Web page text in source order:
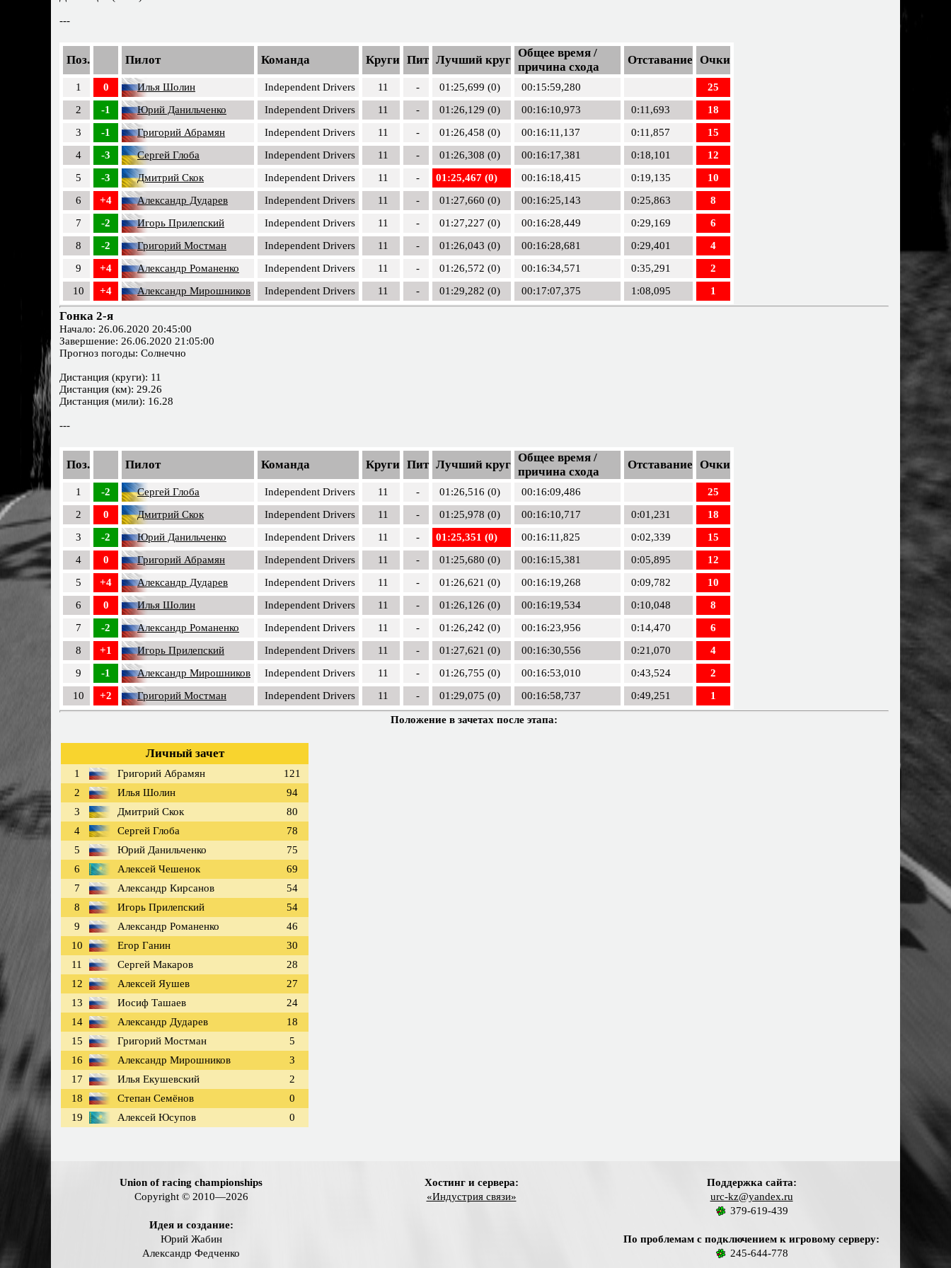
---
Поз. Пилот Команда Круги Пит Лучший круг
Общее время /
причина схода
Отставание Очки
1 0 Илья Шолин Independent Drivers 11 - 01:25,699 (0) 00:15:59,280
25
2
-1 Юрий Данильченко Independent Drivers 11 - 01:26,129 (0) 00:16:10,973 0:11,693
18
3
-1 Григорий Абрамян Independent Drivers 11 - 01:26,458 (0) 00:16:11,137 0:11,857
15
4
-3 Сергей Глоба Independent Drivers 11 - 01:26,308 (0) 00:16:17,381 0:18,101
12
5
-3 Дмитрий Скок Independent Drivers 11 - 01:25,467 (0) 00:16:18,415 0:19,135
10
6
+4 Александр Дударев Independent Drivers 11 - 01:27,660 (0) 00:16:25,143 0:25,863
8
7
-2 Игорь Прилепский Independent Drivers 11 - 01:27,227 (0) 00:16:28,449 0:29,169
6
8
-2 Григорий Мостман Independent Drivers 11 - 01:26,043 (0) 00:16:28,681 0:29,401
4
9
+4 Александр Романенко Independent Drivers 11 - 01:26,572 (0) 00:16:34,571 0:35,291
2
10
+4 Александр Мирошников Independent Drivers 11 - 01:29,282 (0) 00:17:07,375 1:08,095 1
Гонка 2-я
Начало: 26.06.2020 20:45:00
Завершение: 26.06.2020 21:05:00
Прогноз погоды: Солнечно
Дистанция (круги): 11
Дистанция (км): 29.26
Дистанция (мили): 16.28
---
Поз. Пилот Команда Круги Пит Лучший круг
Общее время /
причина схода
Отставание Очки
1 -2 Сергей Глоба Independent Drivers 11 - 01:26,516 (0) 00:16:09,486
25
2
0 Дмитрий Скок Independent Drivers 11 - 01:25,978 (0) 00:16:10,717 0:01,231
18
3
-2 Юрий Данильченко Independent Drivers 11 - 01:25,351 (0) 00:16:11,825 0:02,339
15
4
0 Григорий Абрамян Independent Drivers 11 - 01:25,680 (0) 00:16:15,381 0:05,895
12
5
+4 Александр Дударев Independent Drivers 11 - 01:26,621 (0) 00:16:19,268 0:09,782
10
6
0 Илья Шолин Independent Drivers 11 - 01:26,126 (0) 00:16:19,534 0:10,048
8
7
-2 Александр Романенко Independent Drivers 11 - 01:26,242 (0) 00:16:23,956 0:14,470
6
8
+1 Игорь Прилепский Independent Drivers 11 - 01:27,621 (0) 00:16:30,556 0:21,070
4
9
-1 Александр Мирошников Independent Drivers 11 - 01:26,755 (0) 00:16:53,010 0:43,524
2
10
+2 Григорий Мостман Independent Drivers 11 - 01:29,075 (0) 00:16:58,737 0:49,251 1
Положение в зачетах после этапа:
Личный зачет
1 Григорий Абрамян
121
2
Илья Шолин
94
3
Дмитрий Скок
80
4
Сергей Глоба
78
5
Юрий Данильченко
75
6
Алексей Чешенок
69
7
Александр Кирсанов
54
8
Игорь Прилепский
54
9
Александр Романенко
46
10
Егор Ганин
30
11
Сергей Макаров
28
12
Алексей Яушев
27
13
Иосиф Ташаев
24
14
Александр Дударев
18
15
Григорий Мостман
5
16
Александр Мирошников
3
17
Илья Екушевский
2
18
Степан Семёнов
0
19
Алексей Юсупов 0
Union of racing championships
Copyright © 2010—2026
Идея и создание:
Юрий Жабин
Александр Федченко
Хостинг и сервера:
«Индустрия связи»
Поддержка сайта:
urc-kz@yandex.ru
379-619-439
По проблемам с подключением к игровому серверу:
245-644-778